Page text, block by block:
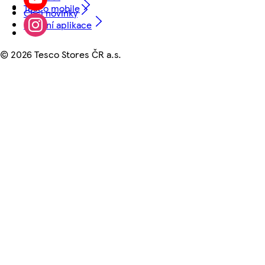
Tesco mobile
Mobilní aplikace
Chci novinky
© 2026 Tesco Stores ČR a.s.